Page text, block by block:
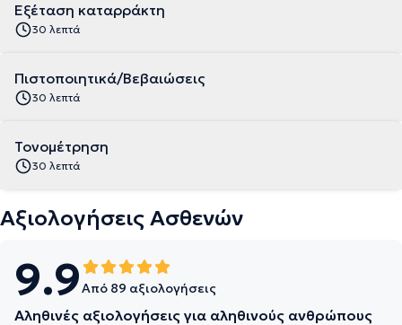
Εξέταση καταρράκτη
30 λεπτά
Πιστοποιητικά/Βεβαιώσεις
30 λεπτά
Τονομέτρηση
30 λεπτά
Αξιολογήσεις Ασθενών
9.9Από 89 αξιολογήσεις
Αληθινές αξιολογήσεις για αληθινούς ανθρώπους